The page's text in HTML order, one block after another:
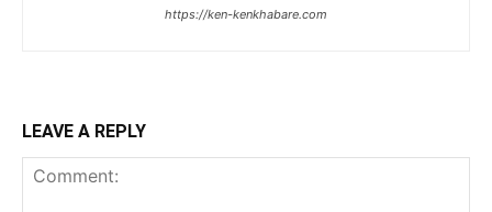
https://ken-kenkhabare.com
LEAVE A REPLY